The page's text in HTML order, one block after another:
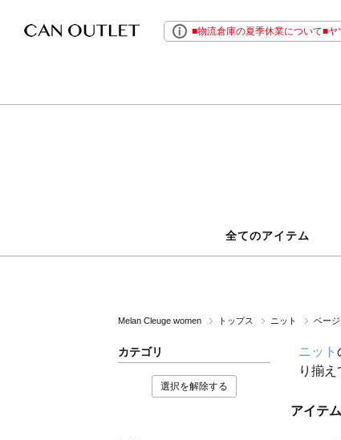
■物流倉庫の夏季休業について■
全てのアイテム
Melan Cleuge women トップス ニット ベー
カテゴリ
選択を解除する
ニット
り揃え
アイテ